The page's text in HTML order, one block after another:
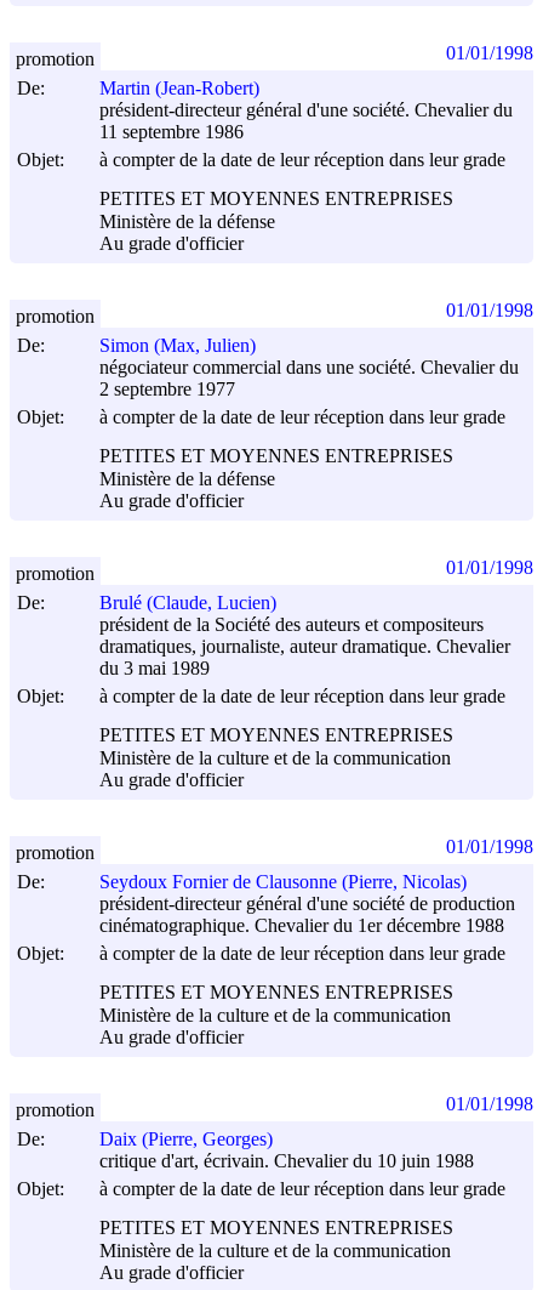
De:
Martin (Jean-Robert)
président-directeur général d'une société. Chevalier du
11 septembre 1986
Objet:
à compter de la date de leur réception dans leur grade
PETITES ET MOYENNES ENTREPRISES
Ministère de la défense
Au grade d'officier
promotion 01/01/1998
De:
Simon (Max, Julien)
négociateur commercial dans une société. Chevalier du
2 septembre 1977
Objet:
à compter de la date de leur réception dans leur grade
PETITES ET MOYENNES ENTREPRISES
Ministère de la défense
Au grade d'officier
promotion 01/01/1998
De:
Brulé (Claude, Lucien)
président de la Société des auteurs et compositeurs
dramatiques, journaliste, auteur dramatique. Chevalier
du 3 mai 1989
Objet:
à compter de la date de leur réception dans leur grade
PETITES ET MOYENNES ENTREPRISES
Ministère de la culture et de la communication
Au grade d'officier
promotion 01/01/1998
De:
Seydoux Fornier de Clausonne (Pierre, Nicolas)
président-directeur général d'une société de production
cinématographique. Chevalier du 1er décembre 1988
Objet:
à compter de la date de leur réception dans leur grade
PETITES ET MOYENNES ENTREPRISES
Ministère de la culture et de la communication
Au grade d'officier
promotion 01/01/1998
De:
Daix (Pierre, Georges)
critique d'art, écrivain. Chevalier du 10 juin 1988
Objet:
à compter de la date de leur réception dans leur grade
PETITES ET MOYENNES ENTREPRISES
Ministère de la culture et de la communication
Au grade d'officier
promotion 01/01/1998